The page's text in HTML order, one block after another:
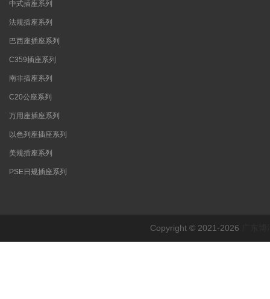
中式插座系列
法规插座系列
巴西座插座系列
C359插座系列
南非插座系列
C20公座系列
万用座插座系列
以色列座插座系列
美规插座系列
PSE日规插座系列
Copyright © 2021-2026